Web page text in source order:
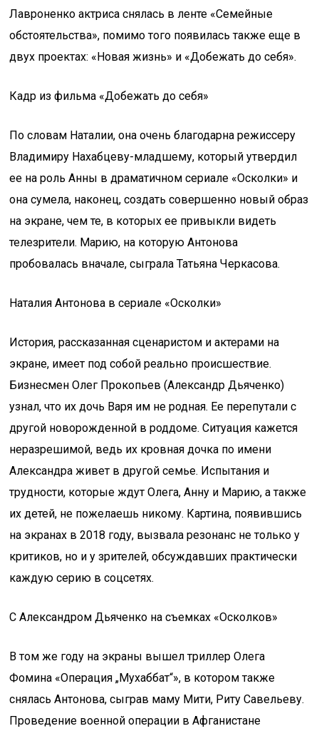
Лавроненко актриса снялась в ленте «Семейные
обстоятельства», помимо того появилась также еще в
двух проектах: «Новая жизнь» и «Добежать до себя».
Кадр из фильма «Добежать до себя»
По словам Наталии, она очень благодарна режиссеру
Владимиру Нахабцеву-младшему, который утвердил
ее на роль Анны в драматичном сериале «Осколки» и
она сумела, наконец, создать совершенно новый образ
на экране, чем те, в которых ее привыкли видеть
телезрители. Марию, на которую Антонова
пробовалась вначале, сыграла Татьяна Черкасова.
Наталия Антонова в сериале «Осколки»
История, рассказанная сценаристом и актерами на
экране, имеет под собой реально происшествие.
Бизнесмен Олег Прокопьев (Александр Дьяченко)
узнал, что их дочь Варя им не родная. Ее перепутали с
другой новорожденной в роддоме. Ситуация кажется
неразрешимой, ведь их кровная дочка по имени
Александра живет в другой семье. Испытания и
трудности, которые ждут Олега, Анну и Марию, а также
их детей, не пожелаешь никому. Картина, появившись
на экранах в 2018 году, вызвала резонанс не только у
критиков, но и у зрителей, обсуждавших практически
каждую серию в соцсетях.
С Александром Дьяченко на съемках «Осколков»
В том же году на экраны вышел триллер Олега
Фомина «Операция „Мухаббат“», в котором также
снялась Антонова, сыграв маму Мити, Риту Савельеву.
Проведение военной операции в Афганистане